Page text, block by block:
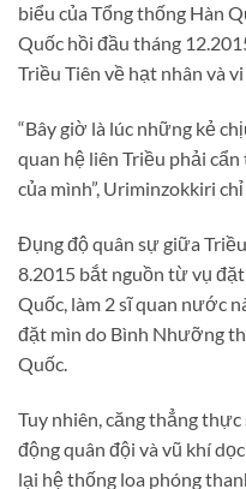
biểu của Tổng thống Hàn
Quốc hồi đầu tháng
Triều Tiên về hạt nhân và
“Bây giờ là lúc những kẻ
quan hệ liên Triều phải
của mình”, Uriminzokkiri
Đụng độ quân sự giữa
8.2015 bắt nguồn từ vụ
Quốc, làm 2 sĩ quan nước
đặt mìn do Bình Nhưỡng
Quốc.
Tuy nhiên, căng thẳng
động quân đội và vũ khí
lại hệ thống loa phóng